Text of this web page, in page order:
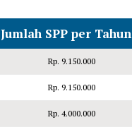
Jumlah SPP per Tahun
Rp. 9.150.000
Rp. 9.150.000
Rp. 4.000.000